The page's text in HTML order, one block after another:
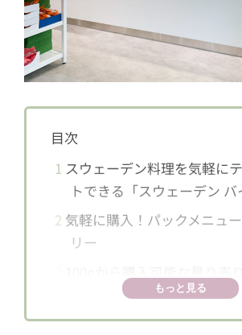
目次
1 スウェーデン料理を気軽に
トできる「スウェーデン バ
2 気軽に購入！パックメニュ
リー
その他のテイクアウトメニュ
もっと見る